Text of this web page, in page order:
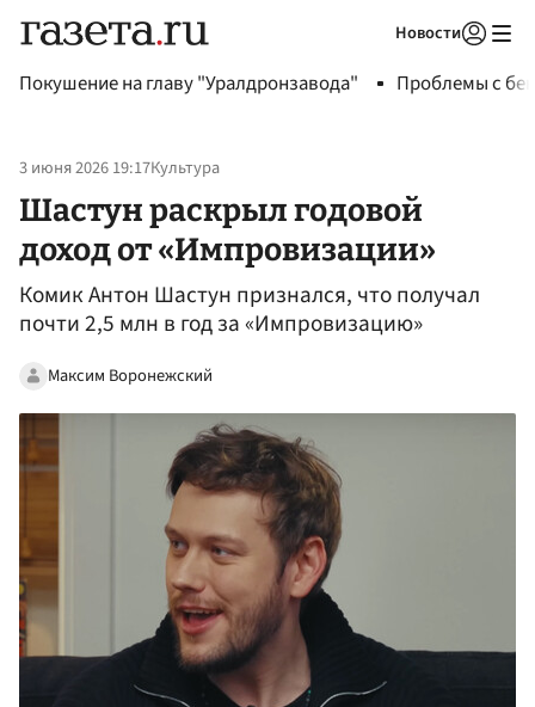
Новости
Покушение на главу "Уралдронзавода" Проблемы с
3 июня 2026 19:17Культура
Шастун раскрыл годовой
доход от «Импровизации»
Комик Антон Шастун признался, что получал
почти 2,5 млн в год за «Импровизацию»
Максим Воронежский